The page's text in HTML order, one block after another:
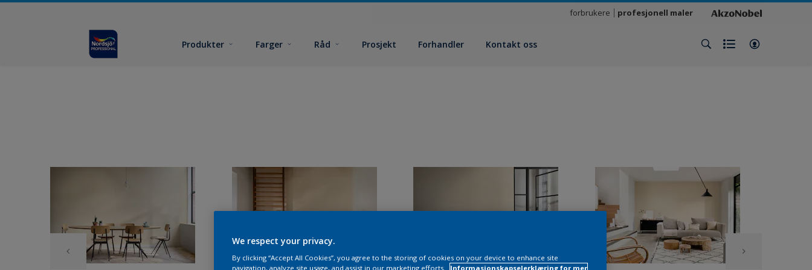
forbrukere profesjonell maler
Produkter Farger Råd Prosjekt Forhandler Kontakt oss
We respect your privacy.
By clicking “Accept All Cookies”, you agree to the storing of cookies on your device to enhance site
navigation, analyze site usage, and assist in our marketing efforts.
Informasjonskapselerklæring for mer